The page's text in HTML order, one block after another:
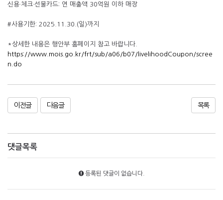
신용·체크·선불카드: 연 매출액 30억원 이하 매장
#사용기한: 2025.11.30.(일)까지
*상세한 내용은 행안부 홈페이지 참고 바랍니다.
https://www.mois.go.kr/frt/sub/a06/b07/livelihoodCoupon/scree
n.do
이전글 다음글 목록
댓글목록
등록된 댓글이 없습니다.